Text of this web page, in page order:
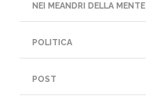
NEI MEANDRI DELLA MENTE
POLITICA
POST